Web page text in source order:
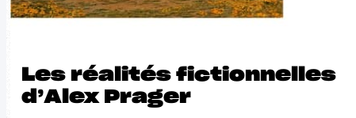
Les réalités fictionnelles
d’Alex Prager